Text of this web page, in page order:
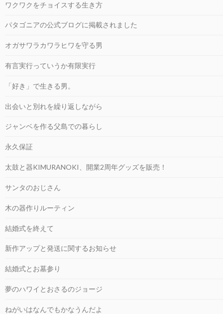
ワクワクをチョイスする生き方
パタゴニアの公式ブログに掲載されました
オガサワラカワラヒワを守る男
有言実行っていうか有限実行
「好き」で生きる男。
出会いと別れを繰り返しながら
ジャンベを作る父島での暮らし
永久保証
太鼓と器KIMURANOKI、開業2周年グッズを販売！
サンタのおじさん
木の器作りルーティン
結婚式を終えて
新作アップと発送に関するお知らせ
結婚式とお墓参り
夢のハワイとおさるのジョージ
ねがいはなんでもかなうんだよ